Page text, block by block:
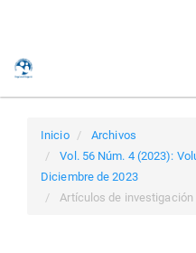
Inicio
Archivos
Vol. 56 Núm. 4 (2023):
Diciembre de 2023
Artículos de investigación